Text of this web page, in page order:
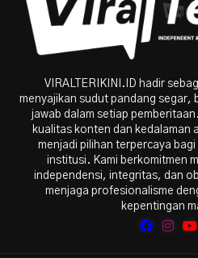
VIRALTERIKINI.ID hadir
menyajikan sudut pandang segar,
jawab dalam setiap
kualitas konten dan kedalaman
menjadi pilihan terpercaya
institusi. Kami berkomitmen
independensi, integritas, dan
menjaga profesionalisme
kepentingan